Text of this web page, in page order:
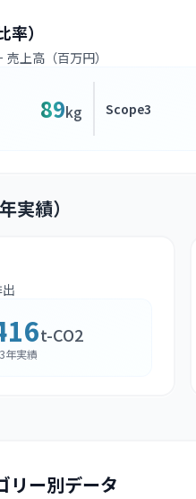
）
上高（百万円）
89kg Scope3
実績）
t-CO2
年実績
リー別データ